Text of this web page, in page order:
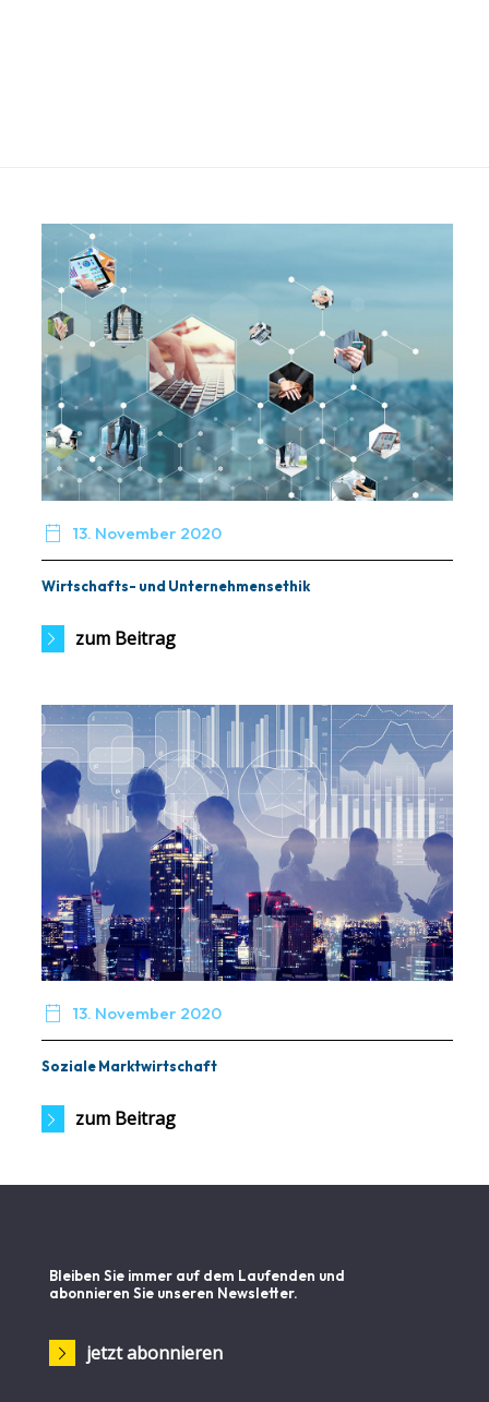
 13. November 2020
Wirtschafts- und Unternehmensethik
zum Beitrag
 13. November 2020
Soziale Marktwirtschaft
zum Beitrag
Bleiben Sie immer auf dem Laufenden und
abonnieren Sie unseren Newsletter.
jetzt abonnieren